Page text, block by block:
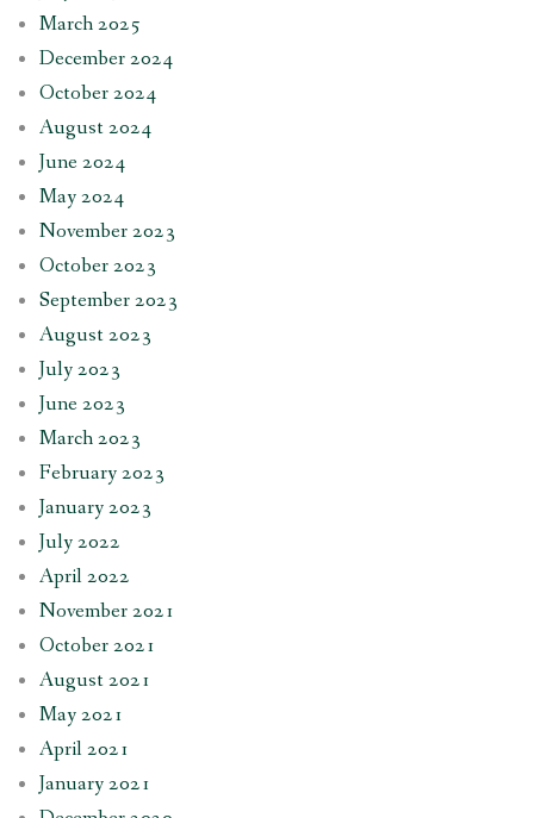
March 2025
December 2024
October 2024
August 2024
June 2024
May 2024
November 2023
October 2023
September 2023
August 2023
July 2023
June 2023
March 2023
February 2023
January 2023
July 2022
April 2022
November 2021
October 2021
August 2021
May 2021
April 2021
January 2021